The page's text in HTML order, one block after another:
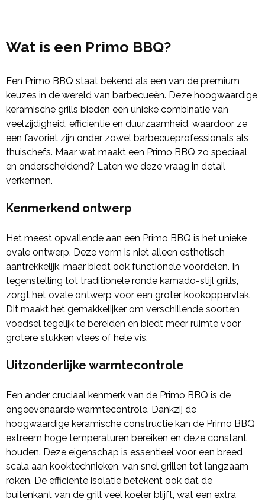
Wat is een Primo BBQ?
Een Primo BBQ staat bekend als een van de premium
keuzes in de wereld van barbecueën. Deze hoogwaardige,
keramische grills bieden een unieke combinatie van
veelzijdigheid, efficiëntie en duurzaamheid, waardoor ze
een favoriet zijn onder zowel barbecueprofessionals als
thuischefs. Maar wat maakt een Primo BBQ zo speciaal
en onderscheidend? Laten we deze vraag in detail
verkennen.
Kenmerkend ontwerp
Het meest opvallende aan een Primo BBQ is het unieke
ovale ontwerp. Deze vorm is niet alleen esthetisch
aantrekkelijk, maar biedt ook functionele voordelen. In
tegenstelling tot traditionele ronde kamado-stijl grills,
zorgt het ovale ontwerp voor een groter kookoppervlak.
Dit maakt het gemakkelijker om verschillende soorten
voedsel tegelijk te bereiden en biedt meer ruimte voor
grotere stukken vlees of hele vis.
Uitzonderlijke warmtecontrole
Een ander cruciaal kenmerk van de Primo BBQ is de
ongeëvenaarde warmtecontrole. Dankzij de
hoogwaardige keramische constructie kan de Primo BBQ
extreem hoge temperaturen bereiken en deze constant
houden. Deze eigenschap is essentieel voor een breed
scala aan kooktechnieken, van snel grillen tot langzaam
roken. De efficiënte isolatie betekent ook dat de
buitenkant van de grill veel koeler blijft, wat een extra